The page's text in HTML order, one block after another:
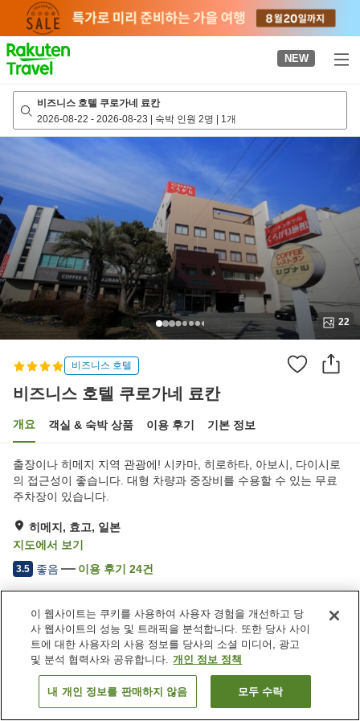
page
NEW
비즈니스 호텔 쿠로가네 료칸
2026-08-22 - 2026-08-23 | 숙박 인원 2명 | 1개
22
비즈니스 호텔
비즈니스 호텔 쿠로가네 료칸
개요 객실 & 숙박 상품 이용 후기 기본 정보
출장이나 히메지 지역 관광에! 시카마, 히로하타, 아보시, 다이시로
의 접근성이 좋습니다. 대형 차량과 중장비를 수용할 수 있는 무료
주차장이 있습니다.
히메지, 효고, 일본
지도에서 보기
3.5 좋음 이용 후기 24건
숙소 편의 시설/서비스
주차장
레스토랑
카페
자동판매기
일본 효고 히메지 비즈니스 호텔 쿠로가네 료칸
객실 보기
이 웹사이트는 쿠키를 사용하여 사용자 경험을 개선하고 당
사 웹사이트의 성능 및 트래픽을 분석합니다. 또한 당사 사이
트에 대한 사용자의 사용 정보를 당사의 소셜 미디어, 광고
및 분석 협력사와 공유합니다. 개인 정보 정책
내 개인 정보를 판매하지 않음 모두 수락